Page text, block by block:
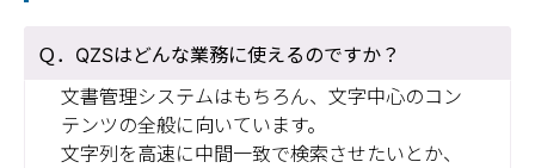
QZSはどんな業務に使えるのですか？
文書管理システムはもちろん、文字中心のコン
テンツの全般に向いています。
文字列を高速に中間一致で検索させたいとか、